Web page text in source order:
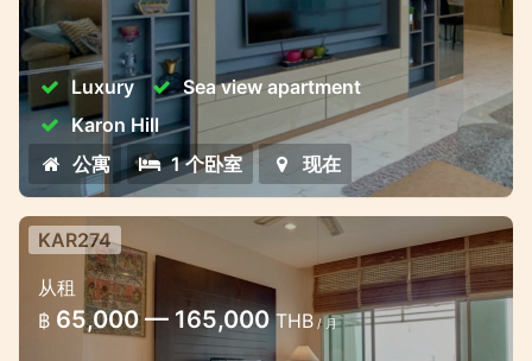
Luxury
Sea view apartment
Karon Hill
公寓
1 个卧室 现在
KAR274
从租
฿ 65,000 — 165,000THB / 月